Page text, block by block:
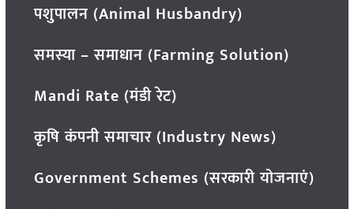
पशुपालन (Animal Husbandry)
समस्या – समाधान (Farming Solution)
Mandi Rate (मंडी रेट)
कृषि कंपनी समाचार (Industry News)
Government Schemes (सरकारी योजनाएं)